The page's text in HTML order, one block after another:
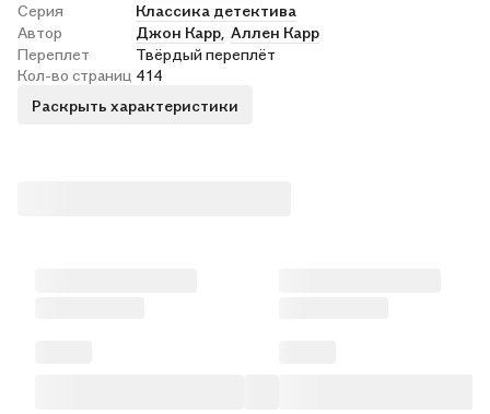
Серия
Классика детектива
Автор
Джон Карр, Аллен Карр
Переплет
Твёрдый переплёт
Кол-во страниц 414
Раскрыть характеристики